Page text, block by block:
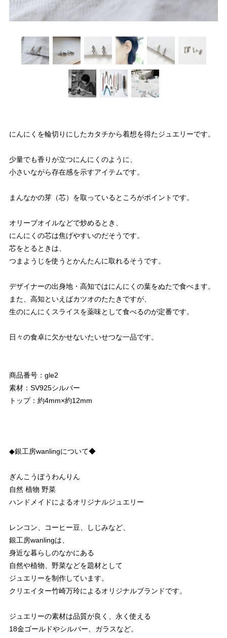
にんにくを輪切りにしたカタチから着想を得たジュエリーです。
少量でも香りが立つにんにくのように、
小さいながら存在感を示すアイテムです。
まんなかの芽（芯）を取っているところがポイントです。
オリーブオイルなどで炒めるとき、
にんにくの芯は焦げやすいのだそうです。
芯をとるときは、
つまようじを使うとかんたんに取れるそうです。
デザイナーの出身地・高知ではにんにくの葉をぬたで食べます。
また、高知といえばカツオのたたきですが、
生のにんにくスライスを薬味として食べるのが定番です。
日々の食卓に欠かせないたいせつな一品です。
商品番号：gle2
素材：SV925シルバー
トップ：約4mm×約12mm
◆銀工房wanlingについて◆
ぎんこうぼうわんりん
自然 植物 野菜
ハンドメイドによるオリジナルジュエリー
レンコン、コーヒー豆、しじみなど、
銀工房wanlingは、
身近な暮らしのなかにある
自然や植物、野菜などを題材として
ジュエリーを制作しています。
クリエイター竹崎万玲によるオリジナルブランドです。
ジュエリーの素材は品質が良く、永く使える
18金ゴールドやシルバー、ガラスなど。